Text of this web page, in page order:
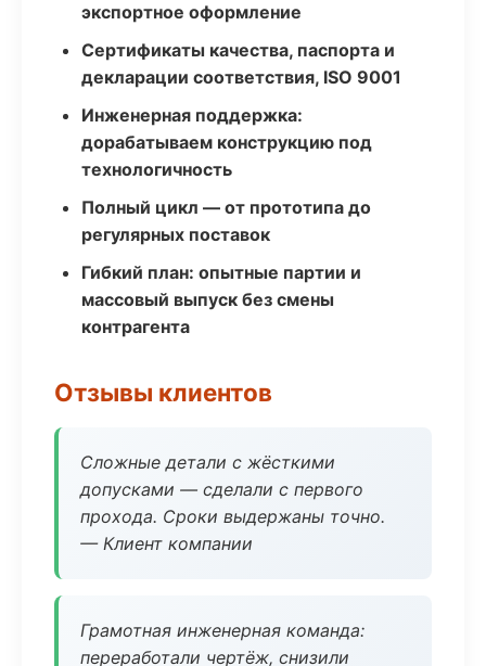
экспортное оформление
Сертификаты качества, паспорта и
декларации соответствия, ISO 9001
Инженерная поддержка:
дорабатываем конструкцию под
технологичность
Полный цикл — от прототипа до
регулярных поставок
Гибкий план: опытные партии и
массовый выпуск без смены
контрагента
Отзывы клиентов
Сложные детали с жёсткими
допусками — сделали с первого
прохода. Сроки выдержаны точно.
— Клиент компании
Грамотная инженерная команда:
переработали чертёж, снизили